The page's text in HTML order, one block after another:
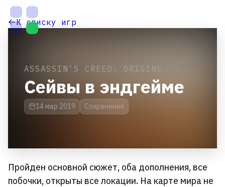
На
главную
темы
К списку игр
ASSASSIN'S CREED: ORIGINS
Сейвы в эндгейме
14 мар 2019 Сохранения
О
е
Пройден основной сюжет, оба дополнения, все
побочки, открыты все локации. На карте мира не